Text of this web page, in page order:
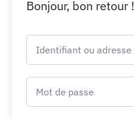
Bonjour, bon retour !